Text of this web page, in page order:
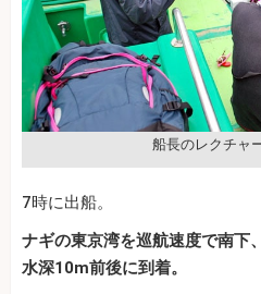
船長のレクチャ
7時に出船。
ナギの東京湾を巡航速度で南下
水深10m前後に到着。